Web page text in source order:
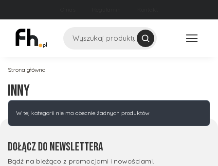
Szukaj
Strona główna
inny
Lista produktów
W tej kategorii nie ma obecnie żadnych produktów
Dołącz do newslettera
Bądź na bieżąco z promocjami i nowościami.